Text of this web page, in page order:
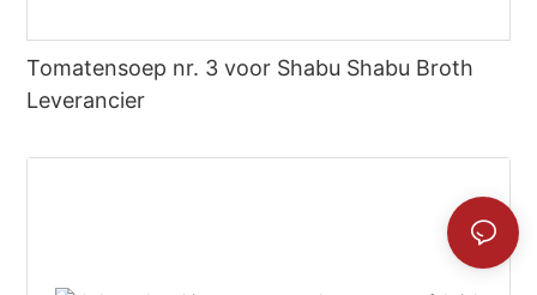
Tomatensoep nr. 3 voor Shabu Shabu Broth
Leverancier